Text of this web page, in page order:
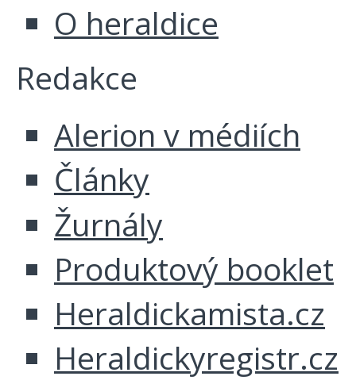
O heraldice
Redakce
Alerion v médiích
Články
Žurnály
Produktový booklet
Heraldickamista.cz
Heraldickyregistr.cz